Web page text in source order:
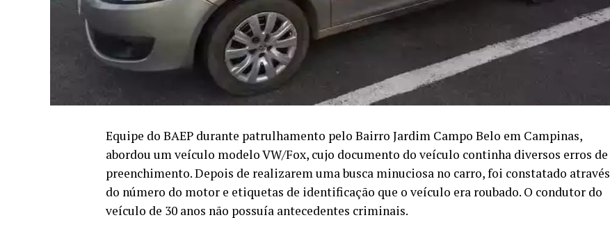
Equipe do BAEP durante patrulhamento pelo Bairro Jardim Campo Belo em Campinas,
abordou um veículo modelo VW/Fox, cujo documento do veículo continha diversos erros de
preenchimento. Depois de realizarem uma busca minuciosa no carro, foi constatado através
do número do motor e etiquetas de identificação que o veículo era roubado. O condutor do
veículo de 30 anos não possuía antecedentes criminais.